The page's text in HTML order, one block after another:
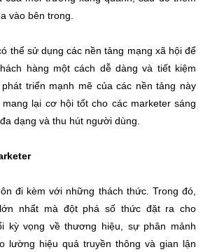
vào bên trong.
thể sử dụng các nền tảng mạng xã hội để
hàng một cách dễ dàng và tiết kiệm
triển mạnh mẽ của các nền tảng này
lại cơ hội tốt cho các marketer sáng
dạng và thu hút người dùng.
đi kèm với những thách thức. Trong đó,
nhất mà đột phá số thức đặt ra cho
kỳ vọng về thương hiệu, sự phân mảnh
lường hiệu quả truyền thông và gian lận